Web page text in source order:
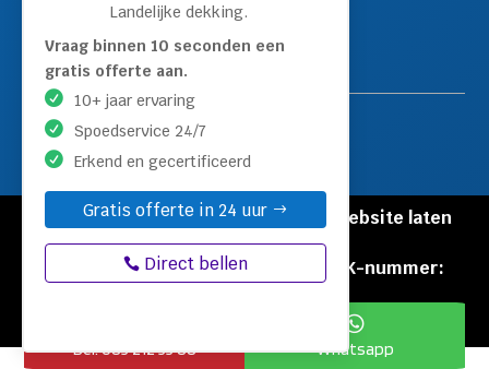
Landelijke dekking.
Vraag binnen 10 seconden een
gratis offerte aan.
10+ jaar ervaring
Spoedservice 24/7
Erkend en gecertificeerd
Gratis offerte in 24 uur
Direct bellen
Loodgieter Leidschendam
Loodgieter Hilversum
© Copyright Loodgieters Kwartier |
Website laten
maken door Flexamedia
Privacyverklaring|Disclaimer
KVK-nummer:
Bel: 085 212 55 88

Whatsapp